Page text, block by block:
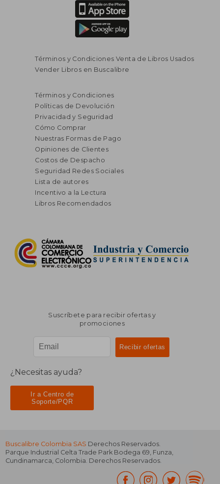
Términos y Condiciones Venta de Libros Usados
Vender Libros en Buscalibre
Términos y Condiciones
Políticas de Devolución
Privacidad y Seguridad
Cómo Comprar
Nuestras Formas de Pago
Opiniones de Clientes
Costos de Despacho
Seguridad Redes Sociales
Lista de autores
Incentivo a la Lectura
Libros Recomendados
Suscríbete para recibir ofertas y
promociones
¿Necesitas ayuda?
Ir a Centro de
Soporte/PQR
Buscalibre Colombia SAS Derechos Reservados.
Parque Industrial Celta Trade Park Bodega 69, Funza,
Cundinamarca, Colombia. Derechos Reservados.